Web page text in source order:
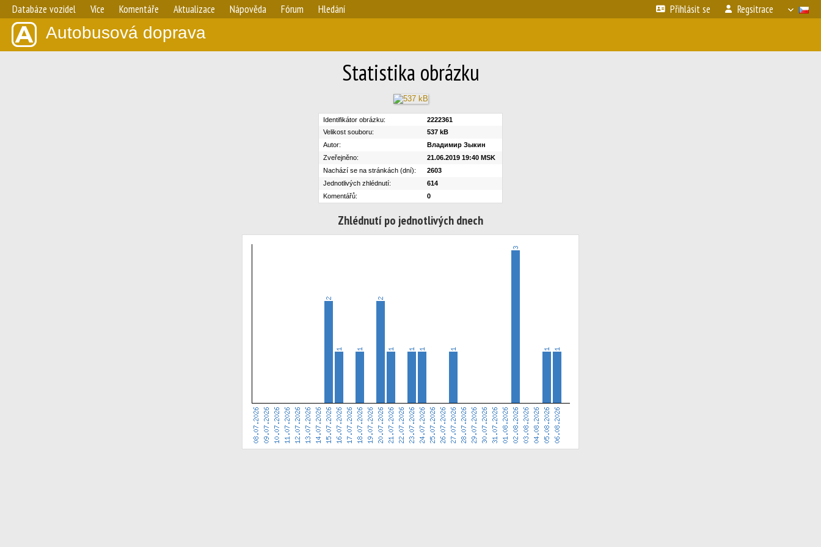
Databáze vozidel Více Komentáře Aktualizace Nápověda Fórum Hledání Přihlásit se Regsitrace
Autobusová doprava
Statistika obrázku
Identifikátor obrázku:
2222361
Velikost souboru:
537 kB
Autor:
Владимир Зыкин
Zveřejněno:
21.06.2019 19:40 MSK
Nachází se na stránkách (dní):
2603
Jednotlivých zhlédnutí:
614
Komentářů:
0
Zhlédnutí po jednotlivých dnech